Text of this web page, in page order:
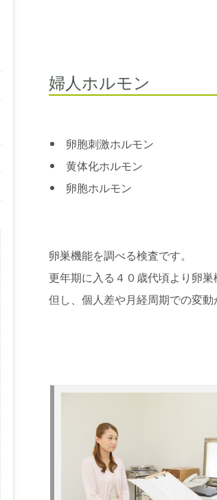
婦人ホルモン
卵胞刺激ホルモン
黄体化ホルモン
卵胞ホルモン
卵巣機能を調べる検査です。
更年期に入る４０歳代頃より卵巣
但し、個人差や月経周期での変動